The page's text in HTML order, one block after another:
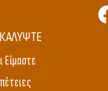
Είμαστε